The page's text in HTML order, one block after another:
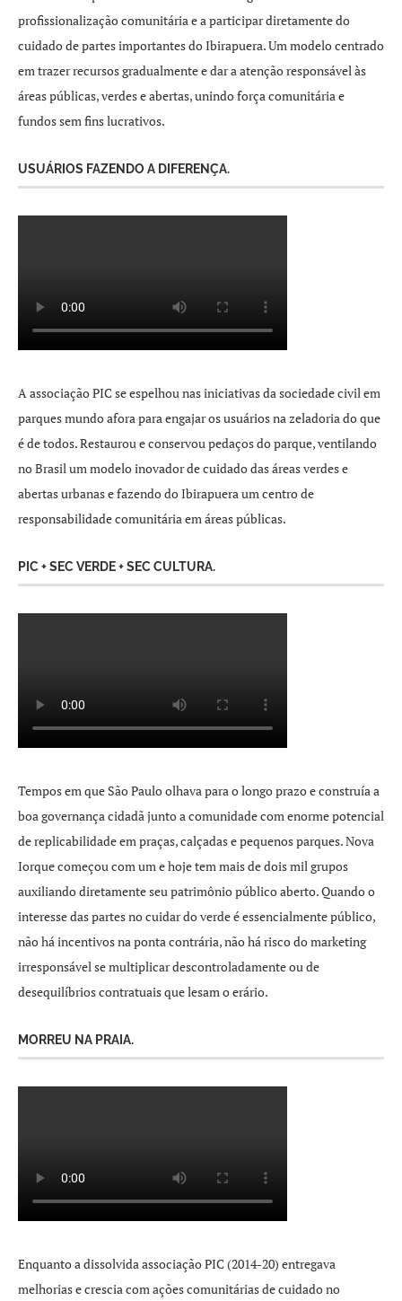
profissionalização comunitária e a participar diretamente do
cuidado de partes importantes do Ibirapuera. Um modelo centrado
em trazer recursos gradualmente e dar a atenção responsável às
áreas públicas, verdes e abertas, unindo força comunitária e
fundos sem fins lucrativos.
USUÁRIOS FAZENDO A DIFERENÇA.
A associação PIC se espelhou nas iniciativas da sociedade civil em
parques mundo afora para engajar os usuários na zeladoria do que
é de todos. Restaurou e conservou pedaços do parque, ventilando
no Brasil um modelo inovador de cuidado das áreas verdes e
abertas urbanas e fazendo do Ibirapuera um centro de
responsabilidade comunitária em áreas públicas.
PIC + SEC VERDE + SEC CULTURA.
Tempos em que São Paulo olhava para o longo prazo e construía a
boa governança cidadã junto a comunidade com enorme potencial
de replicabilidade em praças, calçadas e pequenos parques. Nova
Iorque começou com um e hoje tem mais de dois mil grupos
auxiliando diretamente seu patrimônio público aberto. Quando o
interesse das partes no cuidar do verde é essencialmente público,
não há incentivos na ponta contrária, não há risco do marketing
irresponsável se multiplicar descontroladamente ou de
desequilíbrios contratuais que lesam o erário.
MORREU NA PRAIA.
Enquanto a dissolvida associação PIC (2014-20) entregava
melhorias e crescia com ações comunitárias de cuidado no